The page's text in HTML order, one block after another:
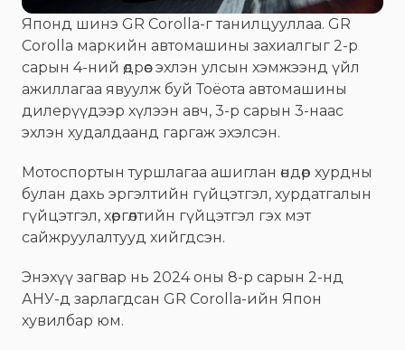
Японд шинэ GR Corolla-г танилцууллаа. GR
Corolla маркийн автомашины захиалгыг 2-р
сарын 4-ний өдрөөс эхлэн улсын хэмжээнд үйл
ажиллагаа явуулж буй Тоёота автомашины
дилерүүдээр хүлээн авч, 3-р сарын 3-наас
эхлэн худалдаанд гаргаж эхэлсэн.
Мотоспортын туршлагаа ашиглан өндөр хурдны
булан дахь эргэлтийн гүйцэтгэл, хурдатгалын
гүйцэтгэл, хөргөлтийн гүйцэтгэл гэх мэт
сайжруулалтууд хийгдсэн.
Энэхүү загвар нь 2024 оны 8-р сарын 2-нд
АНУ-д зарлагдсан GR Corolla-ийн Япон
хувилбар юм.